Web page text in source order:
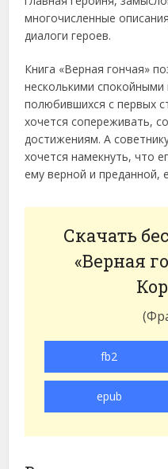
многочисленные
диалоги героев.
Книга «Верная гончая»
несколькими
полюбившихся с первых
хочется сопереживать,
достижениям. А
хочется намекнуть, что
ему верной и преданной,
Скачать
«Верная
fb2
epub